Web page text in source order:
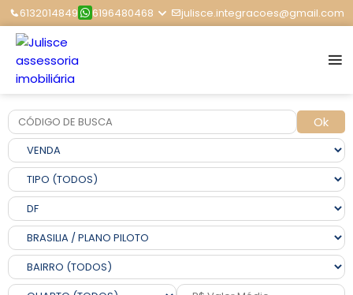
6132014849 6196480468 julisce.integracoes@gmail.com
Ok